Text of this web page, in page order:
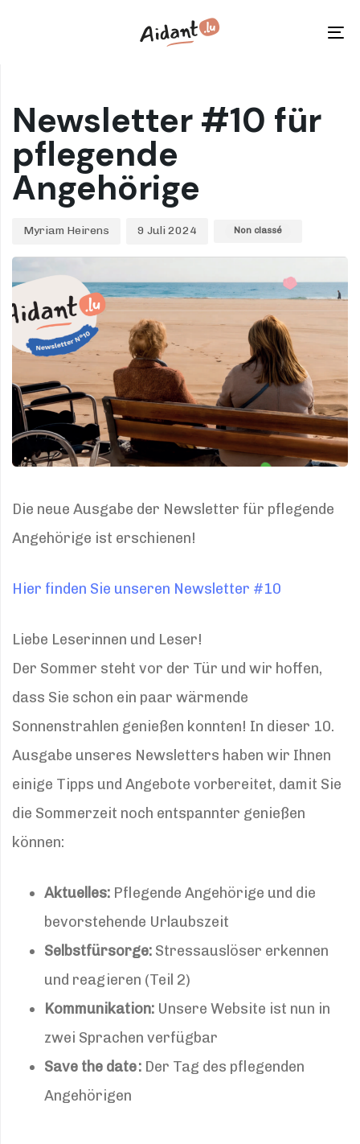
content
Newsletter #10 für
pflegende
Angehörige
Myriam Heirens 9 Juli 2024 Non classé
Die neue Ausgabe der Newsletter für pflegende
Angehörige ist erschienen!
Hier finden Sie unseren Newsletter #10
Liebe Leserinnen und Leser!
Der Sommer steht vor der Tür und wir hoffen,
dass Sie schon ein paar wärmende
Sonnenstrahlen genießen konnten! In dieser 10.
Ausgabe unseres Newsletters haben wir Ihnen
einige Tipps und Angebote vorbereitet, damit Sie
die Sommerzeit noch entspannter genießen
können:
Aktuelles: Pflegende Angehörige und die
bevorstehende Urlaubszeit
Selbstfürsorge: Stressauslöser erkennen
und reagieren (Teil 2)
Kommunikation: Unsere Website ist nun in
zwei Sprachen verfügbar
Save the date : Der Tag des pflegenden
Angehörigen